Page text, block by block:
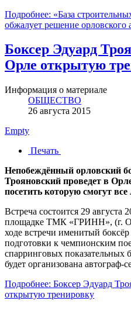
Подробнее: «База
обжалует решение орловского
Боксер Эдуард
Орле открытую
Информация о материале
ОБЩЕСТВО
26 августа 2015
Empty
Печать
Непобеждённый орловский
Трояновский проведет в
посетить которую смогут
Встреча состоится 29 августа
площадке ТМК «ГРИНН», (г.
ходе встречи именитый боксёр
подготовки к чемпионским
спарринговых показательных
будет организована автограф-
Подробнее: Боксер Эдуард
открытую тренировку